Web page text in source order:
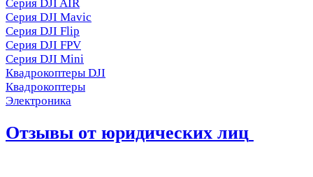
Серия DJI AIR
Серия DJI Mavic
Серия DJI Flip
Серия DJI FPV
Серия DJI Mini
Квадрокоптеры DJI
Квадрокоптеры
Электроника
Отзывы от юридических лиц